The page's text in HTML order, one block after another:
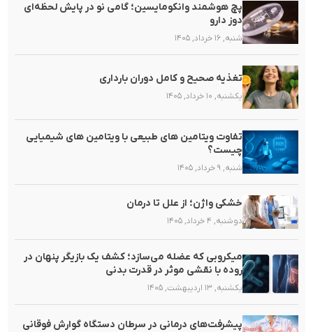
پچ هوشمند وانکومایسین؛ گامی نو در پایش لحظه‌ای
دوز دارو
شنبه, ۱۶ خرداد, ۱۴۰۵
تغذیه صحیح و کامل دوران بارداری
یکشنبه, ۱۰ خرداد, ۱۴۰۵
تفاوت ویتامین های طبیعی با ویتامین های شیمیایی
چیست؟
شنبه, ۹ خرداد, ۱۴۰۵
خشکی واژن؛ از علل تا درمان
دوشنبه, ۴ خرداد, ۱۴۰۵
میکروبی که عضله می‌سازد؛ کشف یک بازیگر پنهان در
روده با نقشی موثر در قدرت بدنی
یکشنبه, ۱۳ اردیبهشت, ۱۴۰۵
پیشرفت‌های درمانی در سرطان دستگاه گوارش فوقانی